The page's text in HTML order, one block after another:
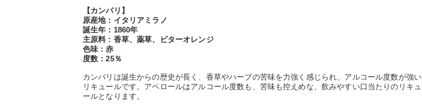
【カンパリ】
原産地：イタリアミラノ
誕生年：1860年
主原料：香草、薬草、ビターオレンジ
色味：赤
度数：25％
カンパリは誕生からの歴史が長く、香草やハーブの苦味を力強く感じられ、アルコール度数が強い
リキュールです。アペロールはアルコール度数も、苦味も控えめな、飲みやすい口当たりのリキュ
ールとなります。